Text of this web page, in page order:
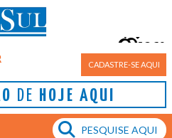
CADASTRE-SE AQUI
DE HOJE AQUI
Porto Alegre
26°